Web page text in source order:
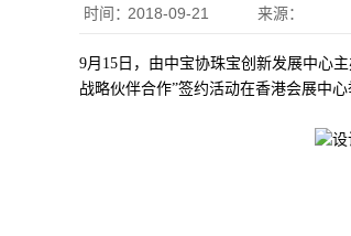
时间：2018-09-21 来源：
9月15日，由中宝协珠宝创新发展中心
战略伙伴合作”签约活动在香港会展中心